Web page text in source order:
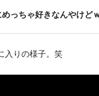
めっちゃ好きなんやけどｗ
入りの様子。笑